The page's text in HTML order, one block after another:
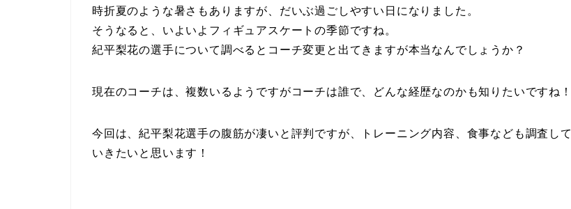
時折夏のような暑さもありますが、だいぶ過ごしやすい日になりました。
そうなると、いよいよフィギュアスケートの季節ですね。
紀平梨花の選手について調べるとコーチ変更と出てきますが本当なんでしょうか？
現在のコーチは、複数いるようですがコーチは誰で、どんな経歴なのかも知りたいですね！
今回は、紀平梨花選手の腹筋が凄いと評判ですが、トレーニング内容、食事なども調査して
いきたいと思います！